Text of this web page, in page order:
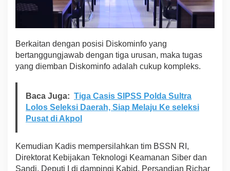
I
n
r
m
a
s
a
d
a
P
m
r
Berkaitan dengan posisi Diskominfo yang
bertanggungjawab dengan tiga urusan, maka tugas
yang diemban Diskominfo adalah cukup kompleks.
Baca Juga: Tiga Casis SIPSS Polda Sultra
Lolos Seleksi Daerah, Siap Melaju Ke seleksi
Pusat di Akpol
Kemudian Kadis mempersilahkan tim BSSN RI,
Direktorat Kebijakan Teknologi Keamanan Siber dan
Sandi, Deputi I di dampingi Kabid. Persandian Richar